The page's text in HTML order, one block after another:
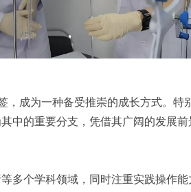
，成为一种备受推崇的成长方式。
中的重要分支，凭借其广阔的发展
多个学科领域，同时注重实践操作